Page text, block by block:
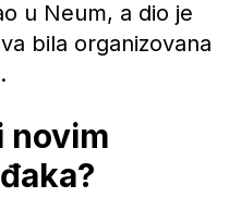
u Neum, a dio je
bila organizovana
novim